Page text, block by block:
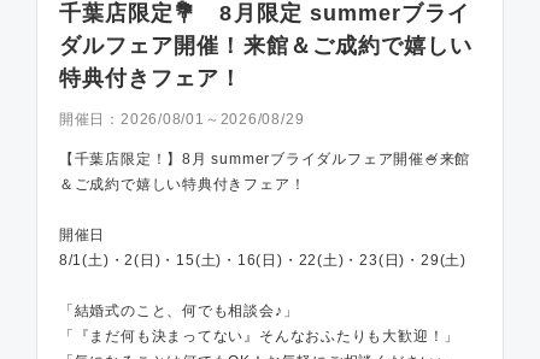
千葉店限定💐 8月限定 summerブライ
ダルフェア開催！来館＆ご成約で嬉しい
特典付きフェア！
開催日： 2026/08/01～2026/08/29
【千葉店限定！】8月 summerブライダルフェア開催🍧来館
＆ご成約で嬉しい特典付きフェア！
開催日
8/1(土)・2(日)・15(土)・16(日)・22(土)・23(日)・29(土)
「結婚式のこと、何でも相談会♪」
「『まだ何も決まってない』そんなおふたりも大歓迎！」